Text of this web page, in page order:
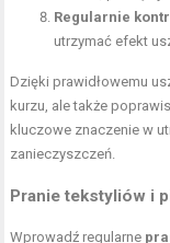
Regularnie
utrzymać efekt
Dzięki prawidłowemu
kurzu, ale także
kluczowe znaczenie w
zanieczyszczeń.
Pranie tekstyliów i
Wprowadź regularne